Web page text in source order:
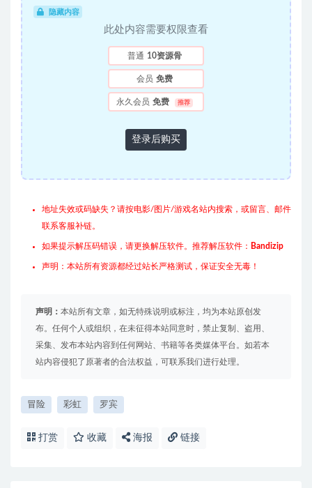
隐藏内容
此处内容需要权限查看
普通 10资源骨
会员 免费
永久会员 免费 推荐
登录后购买
地址失效或码缺失？请按电影/图片/游戏名站内搜索，或留言、邮件
联系客服补链。
如果提示解压码错误，请更换解压软件。推荐解压软件： Bandizip
声明：本站所有资源都经过站长严格测试，保证安全无毒！
声明： 本站所有文章，如无特殊说明或标注，均为本站原创发
布。任何个人或组织，在未征得本站同意时，禁止复制、盗用、
采集、发布本站内容到任何网站、书籍等各类媒体平台。如若本
站内容侵犯了原著者的合法权益，可联系我们进行处理。
冒险 彩虹 罗宾
打赏 收藏 海报 链接